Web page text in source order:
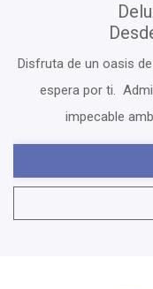
Disfruta de un oasis
espera por ti.
impecable